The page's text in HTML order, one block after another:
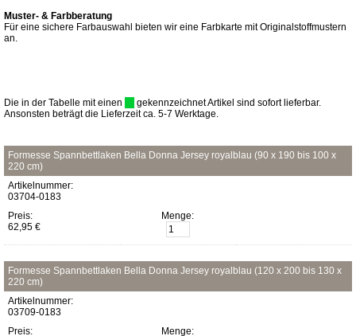
Muster- & Farbberatung
Für eine sichere Farbauswahl bieten wir eine Farbkarte mit Originalstoffmustern
an.
Die in der Tabelle mit einen
gekennzeichnet Artikel sind sofort lieferbar.
Ansonsten beträgt die Lieferzeit ca. 5-7 Werktage.
Formesse Spannbettlaken Bella Donna Jersey royalblau (90 x 190 bis 100 x
220 cm)
Artikelnummer:
03704-0183
Preis:
62,95 €
Menge:
Formesse Spannbettlaken Bella Donna Jersey royalblau (120 x 200 bis 130 x
220 cm)
Artikelnummer:
03709-0183
Preis:
Menge: